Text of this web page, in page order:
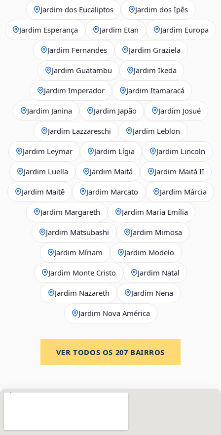
Jardim dos Eucaliptos Jardim dos Ipês
Jardim Esperança Jardim Etan Jardim Europa
Jardim Fernandes Jardim Graziela
Jardim Guatambu Jardim Ikeda
Jardim Imperador Jardim Itamaracá
Jardim Janina Jardim Japão Jardim Josué
Jardim Lazzareschi Jardim Leblon
Jardim Leymar Jardim Lígia Jardim Lincoln
Jardim Luella Jardim Maitá Jardim Maitá II
Jardim Maitê Jardim Marcato Jardim Márcia
Jardim Margareth Jardim Maria Emília
Jardim Matsubashi Jardim Mimosa
Jardim Míriam Jardim Modelo
Jardim Monte Cristo Jardim Natal
Jardim Nazareth Jardim Nena
Jardim Nova América
VER TODOS OS 207 BAIRROS